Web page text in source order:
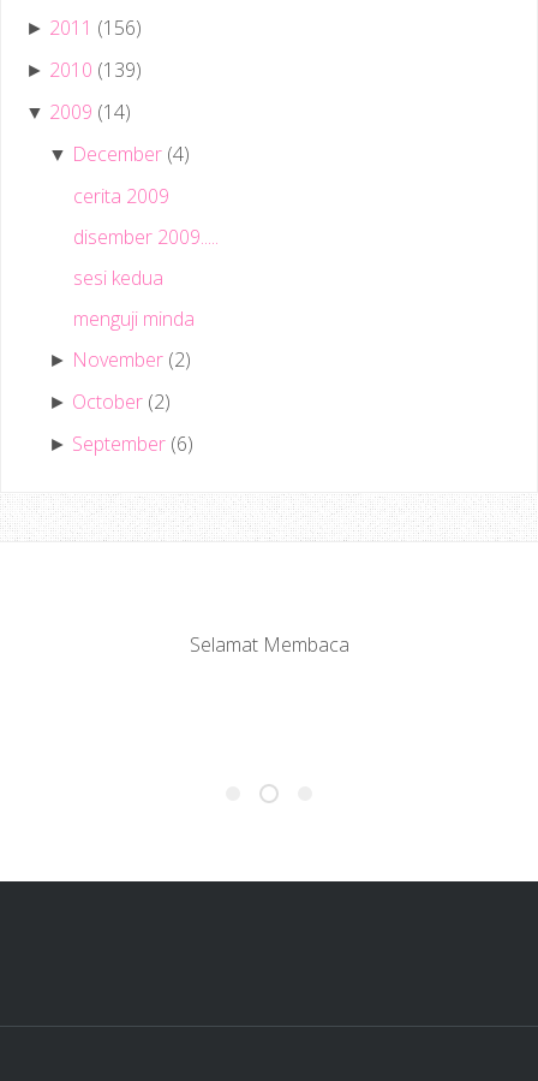
► 2011 (156)
► 2010 (139)
▼ 2009 (14)
▼ December (4)
cerita 2009
disember 2009.....
sesi kedua
menguji minda
► November (2)
► October (2)
► September (6)
Selamat Membaca